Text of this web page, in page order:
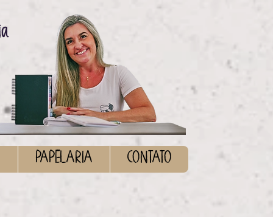
PAPELARIA CONTATO